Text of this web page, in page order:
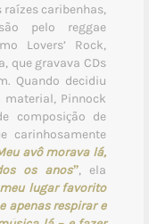
raízes caribenhas,
pelo reggae
Lovers’ Rock,
que gravava CDs
Quando decidiu
Pinnock
composição de
carinhosamente
avô morava lá,
os anos”, ela
lugar favorito
apenas respirar e